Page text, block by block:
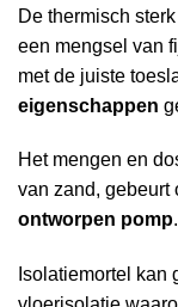
De thermisch
een mengsel van
met de juiste
eigenschappen
Het mengen en
van zand, gebeurt
ontworpen pomp.
Isolatiemortel kan